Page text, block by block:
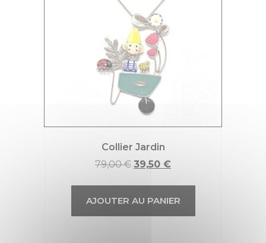
Collier Jardin
79,00€ 39,50 €
AJOUTER AU PANIER